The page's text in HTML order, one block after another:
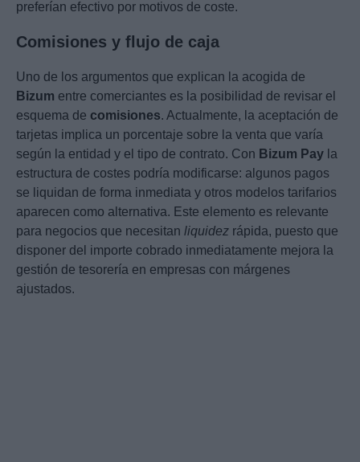
preferían efectivo por motivos de coste.
Comisiones y flujo de caja
Uno de los argumentos que explican la acogida de
Bizum entre comerciantes es la posibilidad de revisar el
esquema de comisiones. Actualmente, la aceptación de
tarjetas implica un porcentaje sobre la venta que varía
según la entidad y el tipo de contrato. Con Bizum Pay la
estructura de costes podría modificarse: algunos pagos
se liquidan de forma inmediata y otros modelos tarifarios
aparecen como alternativa. Este elemento es relevante
para negocios que necesitan liquidez rápida, puesto que
disponer del importe cobrado inmediatamente mejora la
gestión de tesorería en empresas con márgenes
ajustados.